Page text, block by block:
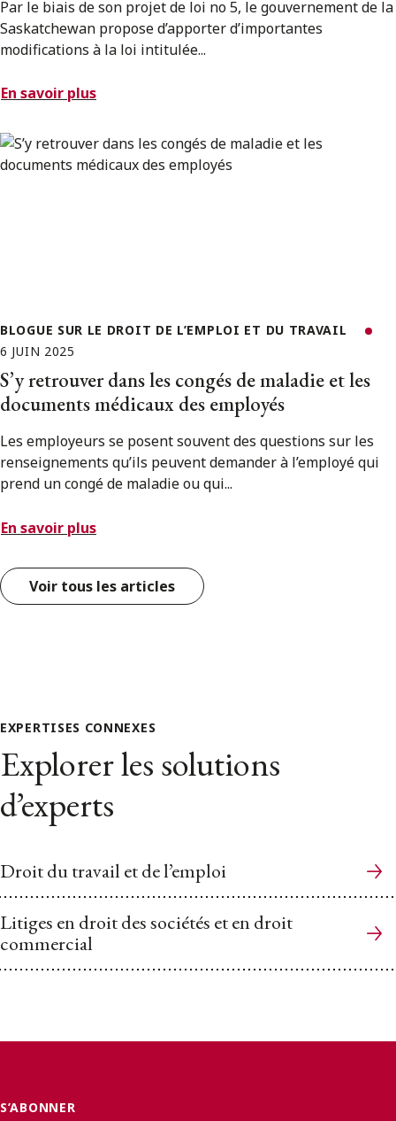
Par le biais de son projet de loi no 5, le gouvernement de la
Saskatchewan propose d’apporter d’importantes
modifications à la loi intitulée...
En savoir plus
BLOGUE SUR LE DROIT DE L’EMPLOI ET DU TRAVAIL
6 JUIN 2025
S’y retrouver dans les congés de maladie et les
documents médicaux des employés
Les employeurs se posent souvent des questions sur les
renseignements qu’ils peuvent demander à l’employé qui
prend un congé de maladie ou qui...
En savoir plus
Voir tous les articles
EXPERTISES CONNEXES
Explorer les solutions
d’experts
Droit du travail et de l’emploi
Litiges en droit des sociétés et en droit
commercial
S’ABONNER